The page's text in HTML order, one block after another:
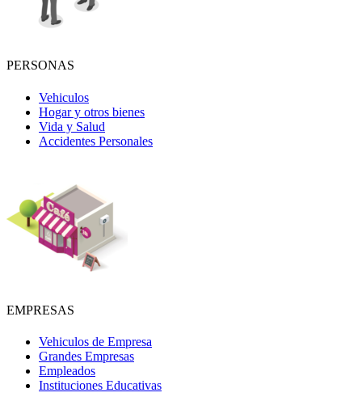
PERSONAS
Vehiculos
Hogar y otros bienes
Vida y Salud
Accidentes Personales
EMPRESAS
Vehiculos de Empresa
Grandes Empresas
Empleados
Instituciones Educativas